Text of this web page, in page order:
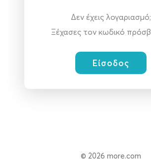
Δεν έχεις λογαριασμό;
Ξέχασες τον κωδικό
© 2026 more.com